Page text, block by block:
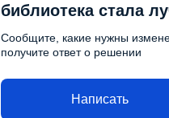
библиотека стала
Сообщите, какие нужны
получите ответ о решении
Написать